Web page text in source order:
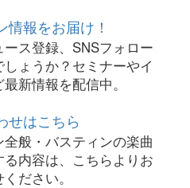
情報をお届け！
ース登録、SNSフォロー
ょうか？セミナーやイ
新情報を配信中。
せはこちら
般・バスティンの楽曲
内容は、こちらよりお
ださい。